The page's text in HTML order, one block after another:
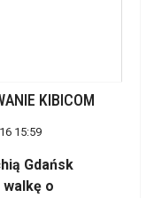
KIBICOM
15:59
Gdańsk
walkę o